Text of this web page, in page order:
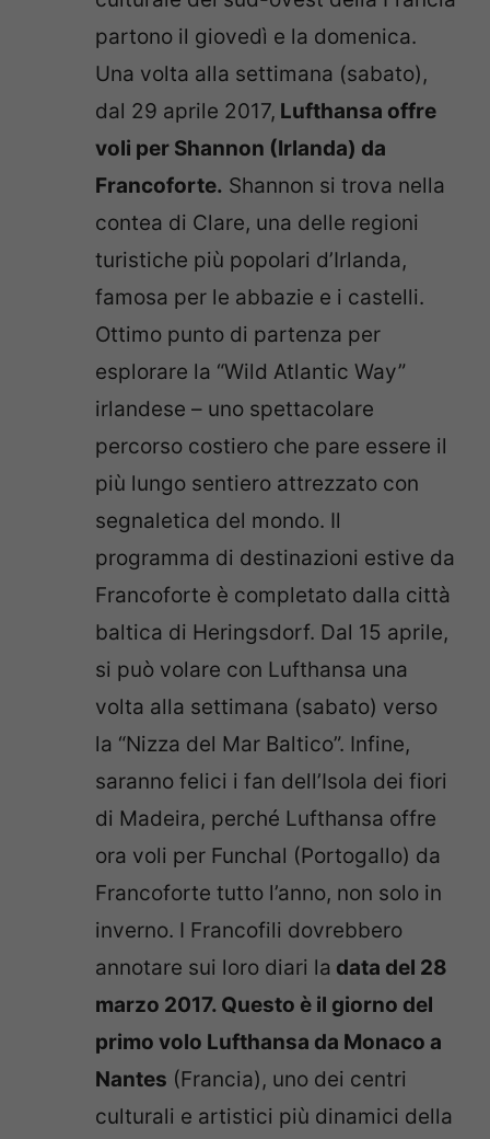
partono il giovedì e la domenica.
Una volta alla settimana (sabato),
dal 29 aprile 2017, Lufthansa offre
voli per Shannon (Irlanda) da
Francoforte. Shannon si trova nella
contea di Clare, una delle regioni
turistiche più popolari d’Irlanda,
famosa per le abbazie e i castelli.
Ottimo punto di partenza per
esplorare la “Wild Atlantic Way”
irlandese – uno spettacolare
percorso costiero che pare essere il
più lungo sentiero attrezzato con
segnaletica del mondo. Il
programma di destinazioni estive da
Francoforte è completato dalla città
baltica di Heringsdorf. Dal 15 aprile,
si può volare con Lufthansa una
volta alla settimana (sabato) verso
la “Nizza del Mar Baltico”. Infine,
saranno felici i fan dell’Isola dei fiori
di Madeira, perché Lufthansa offre
ora voli per Funchal (Portogallo) da
Francoforte tutto l’anno, non solo in
inverno. I Francofili dovrebbero
annotare sui loro diari la data del 28
marzo 2017. Questo è il giorno del
primo volo Lufthansa da Monaco a
Nantes (Francia), uno dei centri
culturali e artistici più dinamici della